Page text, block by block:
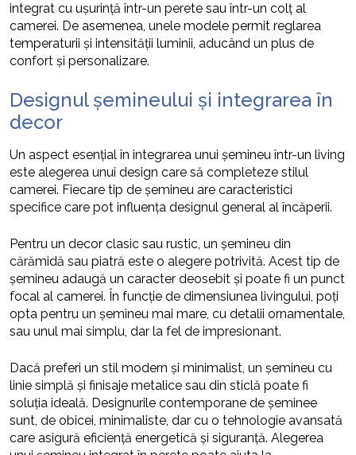
integrat cu ușurință într-un perete sau într-un colț al
camerei. De asemenea, unele modele permit reglarea
temperaturii și intensității luminii, aducând un plus de
confort și personalizare.
Designul șemineului și integrarea în
decor
Un aspect esențial în integrarea unui șemineu într-un living
este alegerea unui design care să completeze stilul
camerei. Fiecare tip de șemineu are caracteristici
specifice care pot influența designul general al încăperii.
Pentru un decor clasic sau rustic, un șemineu din
cărămidă sau piatră este o alegere potrivită. Acest tip de
șemineu adaugă un caracter deosebit și poate fi un punct
focal al camerei. În funcție de dimensiunea livingului, poți
opta pentru un șemineu mai mare, cu detalii ornamentale,
sau unul mai simplu, dar la fel de impresionant.
Dacă preferi un stil modern și minimalist, un șemineu cu
linie simplă și finisaje metalice sau din sticlă poate fi
soluția ideală. Designurile contemporane de șeminee
sunt, de obicei, minimaliste, dar cu o tehnologie avansată
care asigură eficiență energetică și siguranță. Alegerea